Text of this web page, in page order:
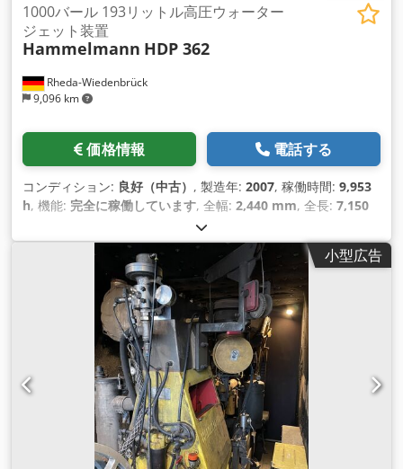
Rheda-Wiedenbrück
9,096 km
1000バール 193リットル高圧ウォーター
ジェット装置
Hammelmann HDP 362
価格情報 電話する
コンディション: 良好（中古） , 製造年: 2007, 稼働時間: 9,953
h, 機能: 完全に稼働しています, 全幅: 2,440 mm, 全長: 7,150
1,000 バー
燃料:ディーゼル, 総重量:12,500 kg（キログラム）, 最大回転
1,700 回転/分, 給水タンク容量: 1,600 l , 空車重量:12,500
kg（キログラム）, 出力:480 キロワット (652.62 馬力)
, 排気量:15,874 cm³, ポンプ容量:193 L/分
回転速度無段階可変, 銘板あり,
小型広告